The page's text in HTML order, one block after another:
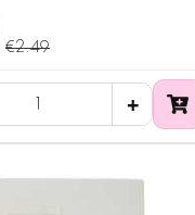
€2.49